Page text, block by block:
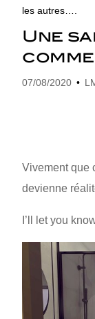
les autres….
Une
07/08/2020
Vivement que
devienne
I’ll let you